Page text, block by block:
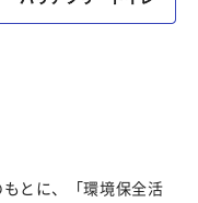
とに、「環境保全活